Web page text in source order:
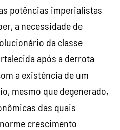
potências imperialistas
a necessidade de
da classe
após a derrota
a existência de um
mesmo que degenerado,
das quais
crescimento